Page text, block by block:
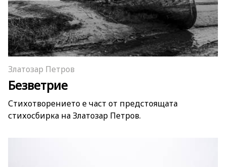
Златозар Петров
Безветрие
Стихотворението е част от предстоящата
стихосбирка на Златозар Петров.